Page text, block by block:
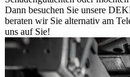
Dann besuchen Sie unsere
beraten wir Sie alternativ am
uns auf Sie!